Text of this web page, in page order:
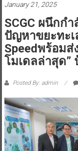
January 21, 2025
SCGC ผนึกกำ
ปัญหาขยะทะเ
Speedพร้อม
โมเดลล่าสุด”
Posted By: admin